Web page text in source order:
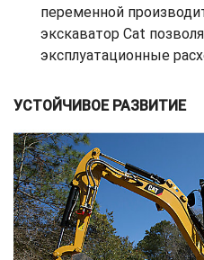
переменной
экскаватор Cat
эксплуатационные
УСТОЙЧИВОЕ РАЗВИТИЕ